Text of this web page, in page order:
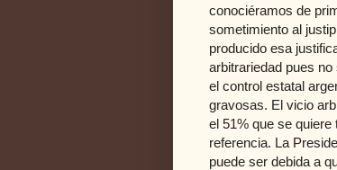
conociéramos de
sometimiento al
producido esa
arbitrariedad pues
el control estatal
gravosas. El vicio
el 51% que se
referencia. La
puede ser debida a